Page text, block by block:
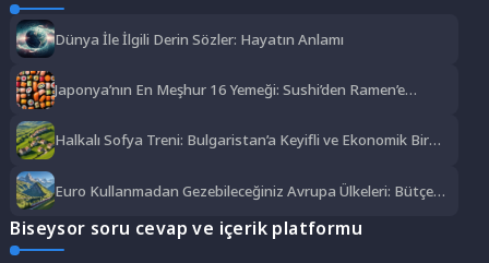
Dünya İle İlgili Derin Sözler: Hayatın Anlamı
Japonya’nın En Meşhur 16 Yemeği: Sushi’den Ramen’e
Halkalı Sofya Treni: Bulgaristan’a Keyifli ve Ekonomik Bir
Euro Kullanmadan Gezebileceğiniz Avrupa Ülkeleri: Bütçe
Biseysor soru cevap ve içerik platformu